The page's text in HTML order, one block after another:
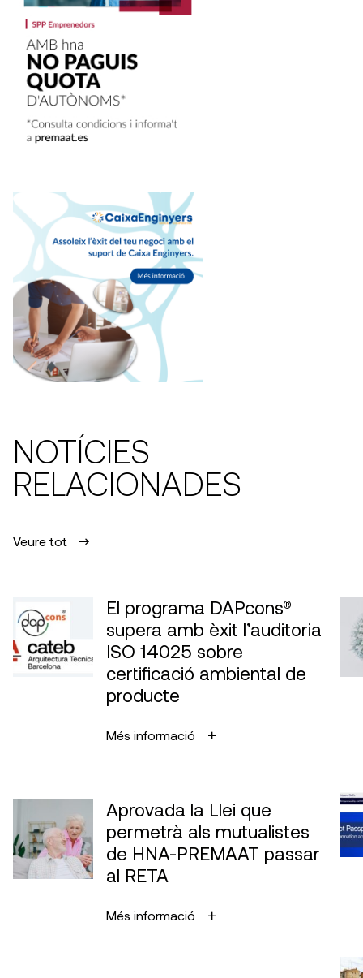
NOTÍCIES
RELACIONADES
Veure tot
El programa DAPcons®
supera amb èxit l’auditoria
ISO 14025 sobre
certificació ambiental de
producte
Més informació
Aprovada la Llei que
permetrà als mutualistes
de HNA-PREMAAT passar
al RETA
Més informació